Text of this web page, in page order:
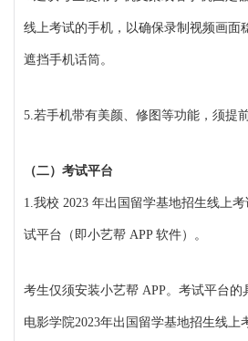
线上考试的手机，以确保录制视频画面
遮挡手机话筒。
5.若手机带有美颜、修图等功能，须提
（二）考试平台
1.我校 2023 年出国留学基地招生线上
试平台（即小艺帮 APP 软件）。
考生仅须安装小艺帮 APP。考试平台
电影学院2023年出国留学基地招生线上